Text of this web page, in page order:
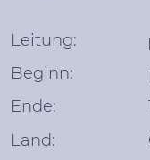
Leitung:
Beginn:
Ende:
Land: